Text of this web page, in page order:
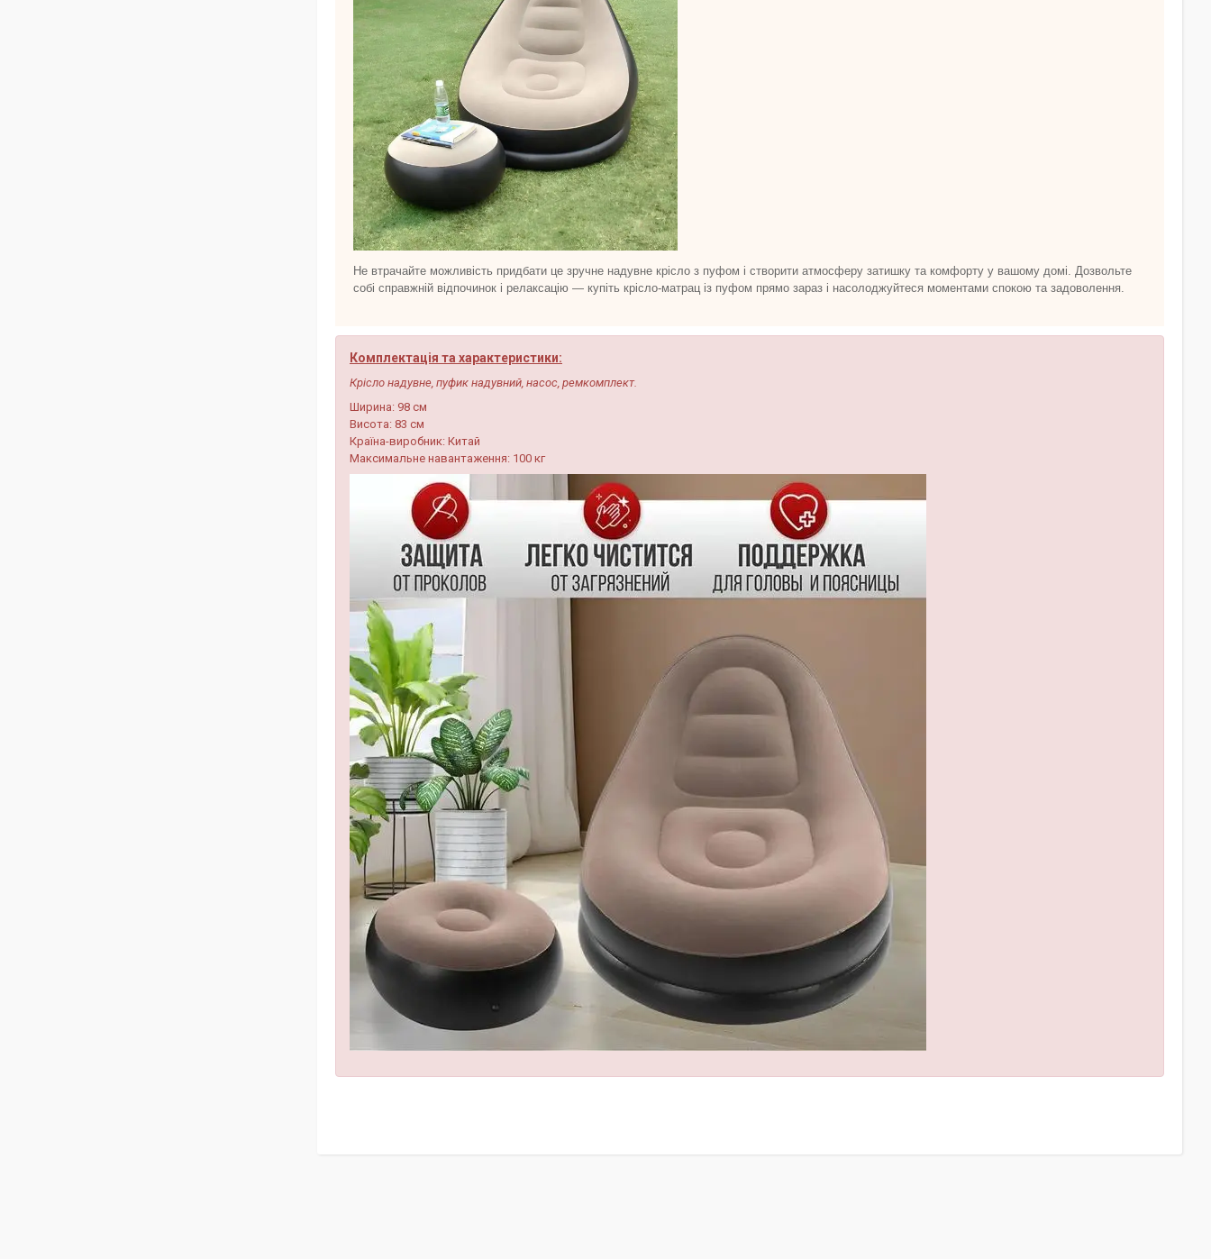
Не втрачайте можливість придбати це зручне надувне крісло з пуфом і створити атмосферу затишку та комфорту у вашому домі. Дозвольте
собі справжній відпочинок і релаксацію — купіть крісло-матрац із пуфом прямо зараз і насолоджуйтеся моментами спокою та задоволення.
Комплектація та характеристики:
Крісло надувне, пуфик надувний, насос, ремкомплект.
Ширина: 98 см
Висота: 83 см
Країна-виробник: Китай
Максимальне навантаження: 100 кг